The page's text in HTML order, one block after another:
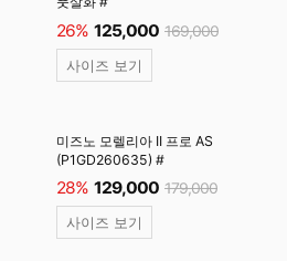
26% 125,000 169,000
사이즈 보기
미즈노 모렐리아 II 프로 AS
(P1GD260635) #
28% 129,000 179,000
사이즈 보기